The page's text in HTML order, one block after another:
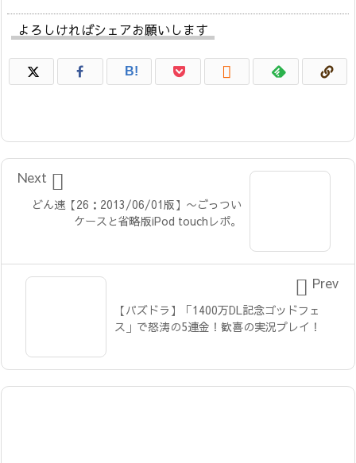
よろしければシェアお願いします
B! 
どん速【26：2013/06/01版】〜ごっつい
ケースと省略版iPod touchレポ。

Next
【パズドラ】「1400万DL記念ゴッドフェ
ス」で怒涛の5連金！歓喜の実況プレイ！
 Prev